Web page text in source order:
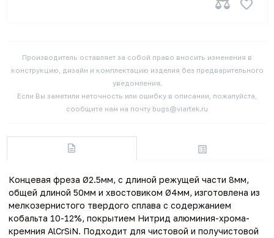
Производитель оставляет за собой право вносить изменения в
конструкцию, дизайн и комплектацию изделия без предварительного
уведомления.
Если Вы заметили неточность или ошибку в описании, пожалуйста,
сообщите нам на почту bugs@viartek.ru
Концевая фреза Ø2.5мм, с длиной режущей части 8мм,
общей длиной 50мм и хвостовиком Ø4мм, изготовлена из
мелкозернистого твердого сплава с содержанием
кобальта 10-12%, покрытием Нитрид алюминия-хрома-
кремния AlCrSiN. Подходит для чистовой и получистовой